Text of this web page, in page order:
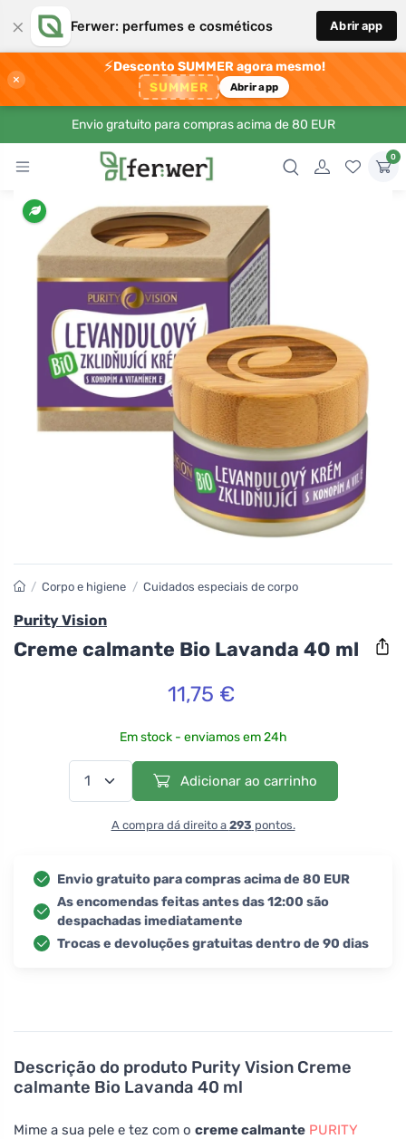
× Ferwer: perfumes e cosméticos Abrir app
×
⚡Desconto SUMMER agora mesmo!
SUMMER Abrir app
Envio gratuito para compras acima de 80 EUR
0
Descrição do produto Purity Vision Creme
calmante Bio Lavanda 40 ml
Mime a sua pele e tez com o creme calmante PURITY
/ Corpo e higiene / Cuidados especiais de corpo
Purity Vision
Creme calmante Bio Lavanda 40 ml
11,75 €
Em stock - enviamos em 24h
Adicionar ao carrinho
A compra dá direito a 293 pontos.
Envio gratuito para compras acima de 80 EUR
As encomendas feitas antes das 12:00 são
despachadas imediatamente
Trocas e devoluções gratuitas dentro de 90 dias